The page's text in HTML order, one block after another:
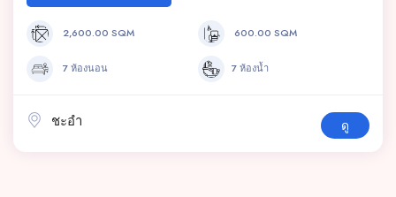
2,600.00 SQM 600.00 SQM
7 ห้องนอน 7 ห้องน้ำ
ชะอำ ดู